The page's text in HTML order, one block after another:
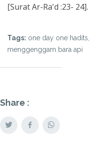
[Surat Ar-Ra'd :23- 24].
Tags: one day one
menggenggam bara api
Share :